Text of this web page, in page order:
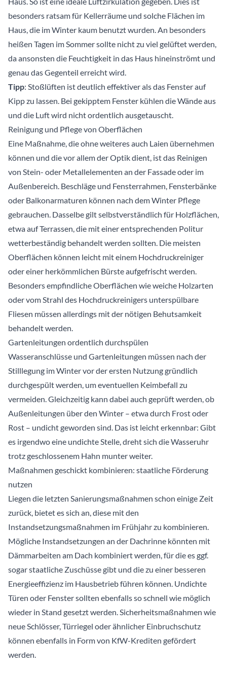
besonders ratsam für Kellerräume und solche Flächen im
Haus, die im Winter kaum benutzt wurden. An besonders
heißen Tagen im Sommer sollte nicht zu viel gelüftet werden,
da ansonsten die Feuchtigkeit in das Haus hineinströmt und
genau das Gegenteil erreicht wird.
Tipp: Stoßlüften ist deutlich effektiver als das Fenster auf
Kipp zu lassen. Bei gekipptem Fenster kühlen die Wände aus
und die Luft wird nicht ordentlich ausgetauscht.
Reinigung und Pflege von Oberflächen
Eine Maßnahme, die ohne weiteres auch Laien übernehmen
können und die vor allem der Optik dient, ist das Reinigen
von Stein- oder Metallelementen an der Fassade oder im
Außenbereich. Beschläge und Fensterrahmen, Fensterbänke
oder Balkonarmaturen können nach dem Winter Pflege
gebrauchen. Dasselbe gilt selbstverständlich für Holzflächen,
etwa auf Terrassen, die mit einer entsprechenden Politur
wetterbeständig behandelt werden sollten. Die meisten
Oberflächen können leicht mit einem Hochdruckreiniger
oder einer herkömmlichen Bürste aufgefrischt werden.
Besonders empfindliche Oberflächen wie weiche Holzarten
oder vom Strahl des Hochdruckreinigers unterspülbare
Fliesen müssen allerdings mit der nötigen Behutsamkeit
behandelt werden.
Gartenleitungen ordentlich durchspülen
Wasseranschlüsse und Gartenleitungen müssen nach der
Stilllegung im Winter vor der ersten Nutzung gründlich
durchgespült werden, um eventuellen Keimbefall zu
vermeiden. Gleichzeitig kann dabei auch geprüft werden, ob
Außenleitungen über den Winter – etwa durch Frost oder
Rost – undicht geworden sind. Das ist leicht erkennbar: Gibt
es irgendwo eine undichte Stelle, dreht sich die Wasseruhr
trotz geschlossenem Hahn munter weiter.
Maßnahmen geschickt kombinieren: staatliche Förderung
nutzen
Liegen die letzten Sanierungsmaßnahmen schon einige Zeit
zurück, bietet es sich an, diese mit den
Instandsetzungsmaßnahmen im Frühjahr zu kombinieren.
Mögliche Instandsetzungen an der Dachrinne könnten mit
Dämmarbeiten am Dach kombiniert werden, für die es ggf.
sogar staatliche Zuschüsse gibt und die zu einer besseren
Energieeffizienz im Hausbetrieb führen können. Undichte
Türen oder Fenster sollten ebenfalls so schnell wie möglich
wieder in Stand gesetzt werden. Sicherheitsmaßnahmen wie
neue Schlösser, Türriegel oder ähnlicher Einbruchschutz
können ebenfalls in Form von KfW-Krediten gefördert
werden.